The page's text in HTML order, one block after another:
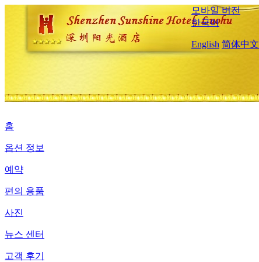
모바일 버전
한국어
English 简体中文
홈
옵션 정보
예약
편의 용품
사진
뉴스 센터
고객 후기